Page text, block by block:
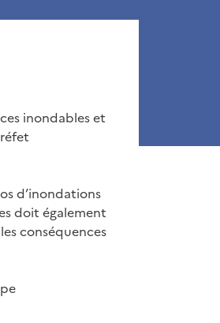
inondables et
d’inondations
doit également
conséquences